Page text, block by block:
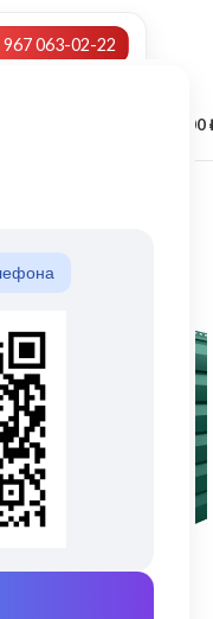
967 063-02-22
0,00